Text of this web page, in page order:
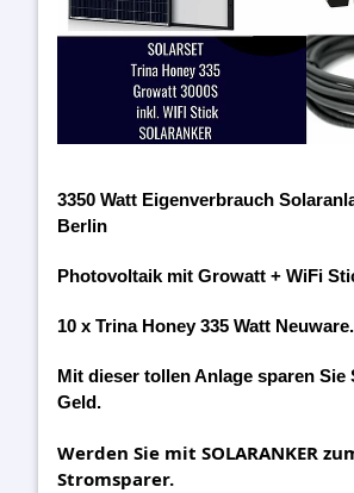
3350 Watt Eigenverbrauch
Berlin
Photovoltaik mit Growatt + WiFi
10 x Trina Honey 335 Watt Neuware.
Mit dieser tollen Anlage sparen Sie
Geld.
Werden Sie mit SOLARANKER
Stromsparer.